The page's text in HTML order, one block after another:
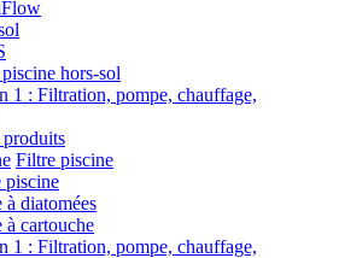
hors-sol
1 : Filtration, pompe, chauffage,
Filtre piscine
piscine
diatomées
cartouche
1 : Filtration, pompe, chauffage,